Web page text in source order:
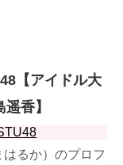
【アイドル大
香】
るか）のプロフ